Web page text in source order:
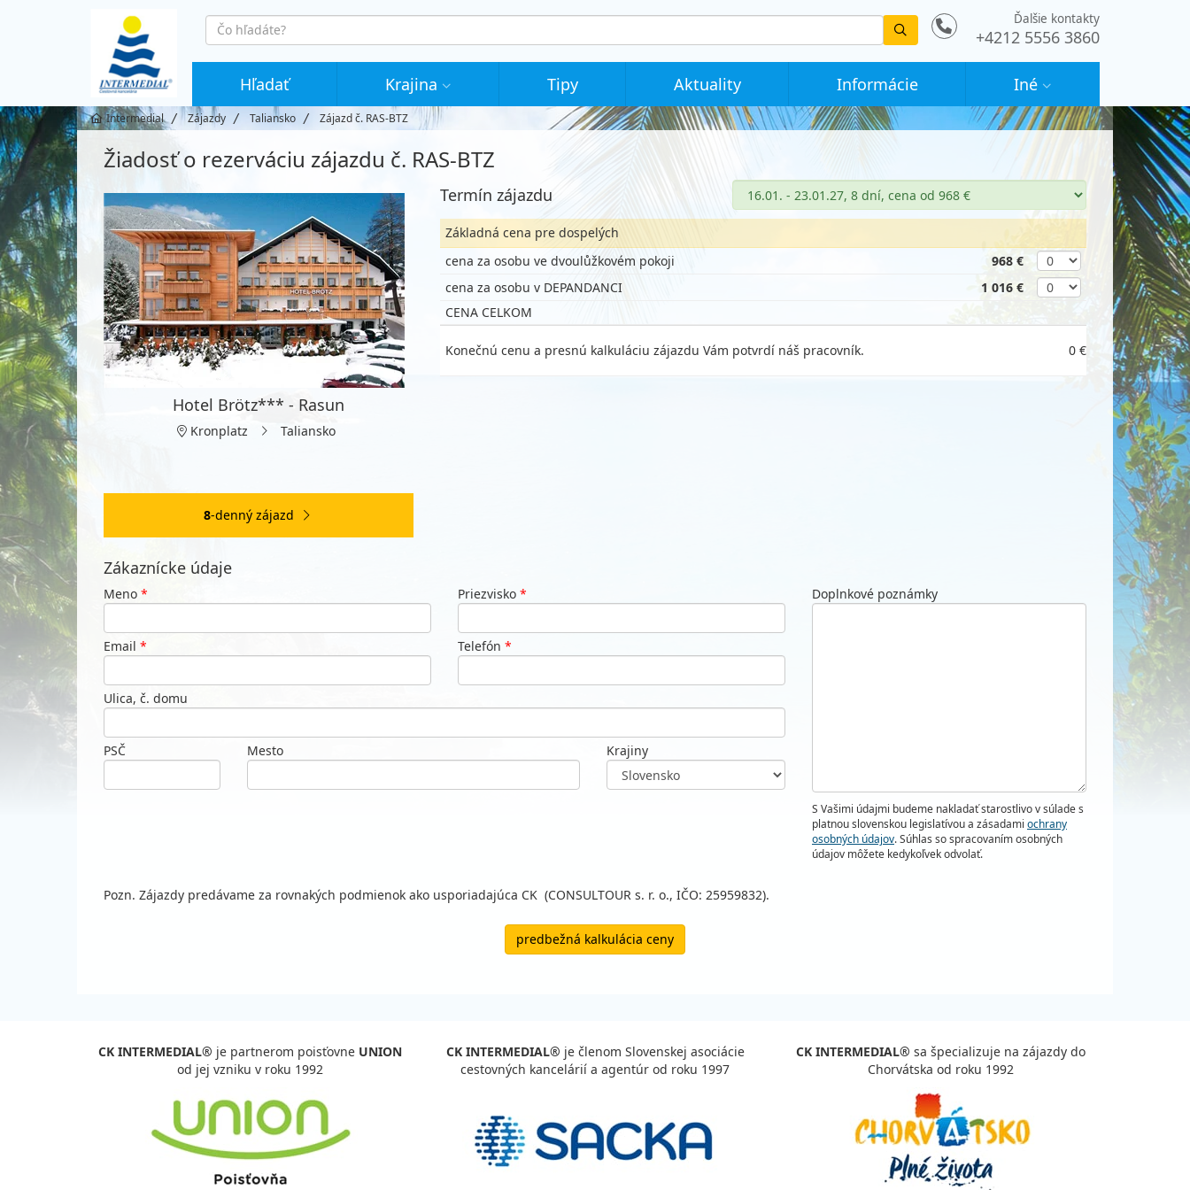
co
hledáte
Vyhledat
Ďalšie kontakty
+4212 5556 3860
Hľadať Krajina Tipy Aktuality Informácie Iné
Intermedial Zájazdy Taliansko Zájazd č. RAS-BTZ
Žiadosť o rezerváciu zájazdu č. RAS-BTZ
Hotel Brötz*** - Rasun
Kronplatz Taliansko
8-denný zájazd
Termín zájazdu
Základná cena pre dospelých
cena za osobu ve dvoulůžkovém pokoji
968 €
cena za osobu v DEPANDANCI
1 016 €
CENA CELKOM
Konečnú cenu a presnú kalkuláciu zájazdu Vám potvrdí náš pracovník. 0 €
Zákaznícke údaje
Meno * Priezvisko *
Email * Telefón *
Ulica, č. domu
PSČ Mesto Krajiny
Doplnkové poznámky
S Vašimi údajmi budeme nakladať starostlivo v súlade s
platnou slovenskou legislatívou a zásadami ochrany
osobných údajov. Súhlas so spracovaním osobných
údajov môžete kedykoľvek odvolať.
Pozn. Zájazdy predávame za rovnakých podmienok ako usporiadajúca CK (CONSULTOUR s. r. o., IČO: 25959832).
predbežná kalkulácia ceny
CK INTERMEDIAL® je partnerom poisťovne UNION
od jej vzniku v roku 1992
CK INTERMEDIAL® je členom Slovenskej asociácie
cestovných kancelárií a agentúr od roku 1997
CK INTERMEDIAL® sa špecializuje na zájazdy do
Chorvátska od roku 1992